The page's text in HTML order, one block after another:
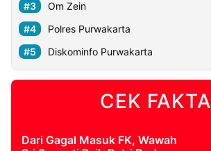
Om Zein
Polres Purwakarta
Diskominfo Purwakarta
CEK FAKTA
Dari Gagal Masuk FK, Wawah